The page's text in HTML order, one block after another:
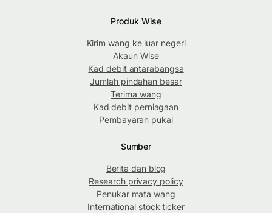
Produk Wise
Kirim wang ke luar negeri
Akaun Wise
Kad debit antarabangsa
Jumlah pindahan besar
Terima wang
Kad debit perniagaan
Pembayaran pukal
Sumber
Berita dan blog
Research privacy policy
Penukar mata wang
International stock ticker